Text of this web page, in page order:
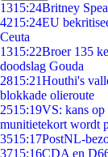
1315:24Britney
4215:24EU
Ceuta
1315:22Broer 135
doodslag Gouda
2815:21Houthi's
blokkade olieroute
2515:19VS: kans op
munitietekort wordt
3515:17PostNL-
3715:16CDA en